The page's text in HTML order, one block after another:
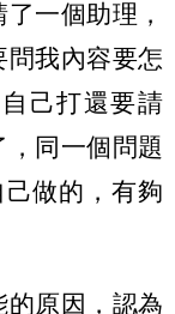
一個助理，
問我內容要怎
己打還要請
同一個問題
做的，有夠
的原因，認為